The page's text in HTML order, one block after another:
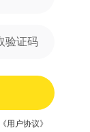
验证码
《用户协议》